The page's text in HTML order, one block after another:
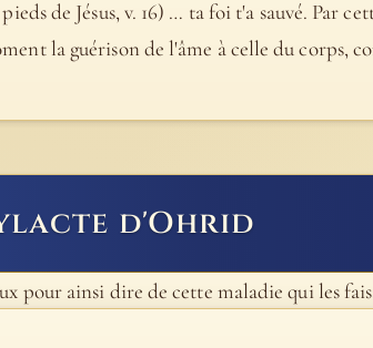
de Jésus, v. 16) … ta foi t'a sauvé. Par
la guérison de l'âme à celle du corps,
d'Ohrid
pour ainsi dire de cette maladie qui les